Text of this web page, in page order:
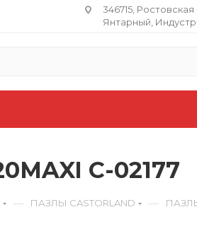
346715,
Янтарный,
C-02177
— ПАЗЛЫ CASTORLAND — ПАЗЛЫ